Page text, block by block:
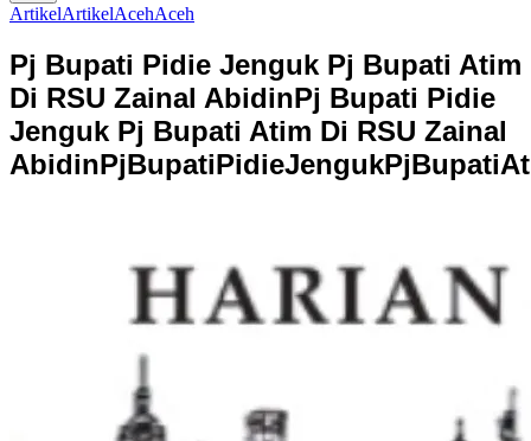
ArtikelArtikelAcehAceh
Pj Bupati Pidie Jenguk Pj Bupati Atim
Di RSU Zainal AbidinPj Bupati Pidie
Jenguk Pj Bupati Atim Di RSU Zainal
AbidinPjBupatiPidieJengukPjBupatiAt